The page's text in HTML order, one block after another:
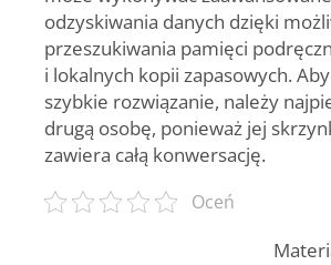
odzyskiwania danych dzięki
przeszukiwania pamięci
i lokalnych kopii zapasowych.
szybkie rozwiązanie, należy
drugą osobę, ponieważ jej
zawiera całą konwersację.
Oceń